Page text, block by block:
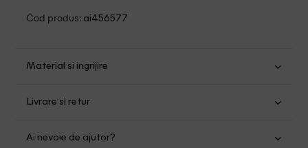
Cod produs: ai456577
Material si ingrijire
Nu folositi inalbitor
Livrare si retur
mare de 149.00 lei.
Ai nevoie de ajutor?